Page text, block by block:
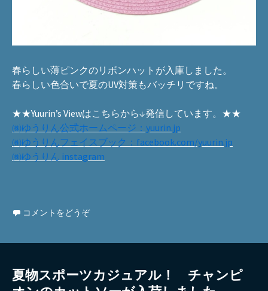
春らしい薄ピンクのリボンハットが入庫しました。
春らしい色合いで夏のUV対策もバッチリですね。
★★Yuurin’s Viewはこちらから↓発信しています。★★
㈱ゆうりん公式ホームページ：yuurin.jp
㈱ゆうりんフェイスブック：facebook.com/yuurin.jp
㈱ゆうりん instagram
コメントをどうぞ
夏物スポーツカジュアル！ チャンピ